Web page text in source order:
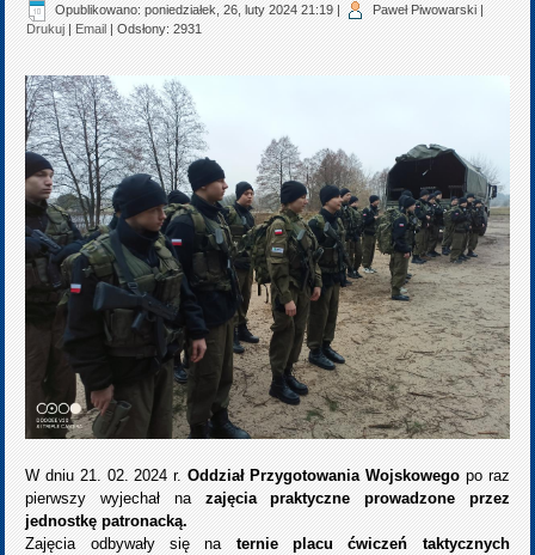
Opublikowano: poniedziałek, 26, luty 2024 21:19 | Paweł Piwowarski |
Drukuj | Email | Odsłony: 2931
W dniu 21. 02. 2024 r. Oddział Przygotowania Wojskowego po raz
pierwszy wyjechał na zajęcia praktyczne prowadzone przez
jednostkę patronacką.
Zajęcia odbywały się na ternie placu ćwiczeń taktycznych